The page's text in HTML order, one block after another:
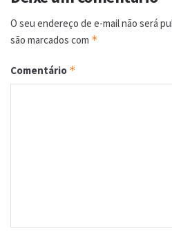
O seu endereço de e-mail não será
são marcados com *
Comentário *